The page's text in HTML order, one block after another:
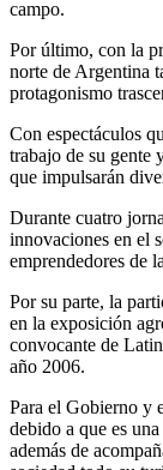
campo.
Por último, con la
norte de Argentina
protagonismo
Con espectáculos
trabajo de su gente
que impulsarán
Durante cuatro
innovaciones en el
emprendedores de
Por su parte, la
en la exposición
convocante de
año 2006.
Para el Gobierno y
debido a que es
además de